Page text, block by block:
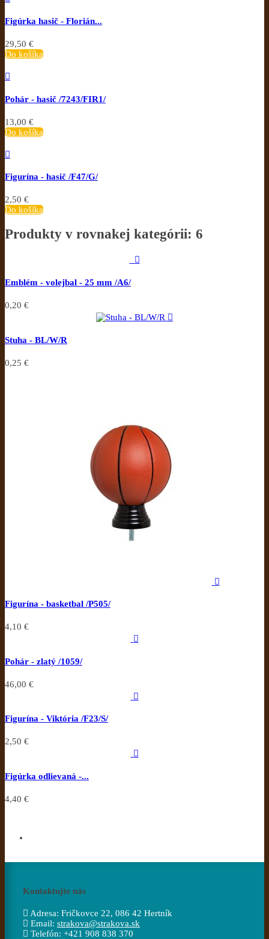
Figúrka hasič - Florián...
29,50 €
Do košíka

Pohár - hasič /7243/FIR1/
13,00 €
Do košíka

Figurína - hasič /F47/G/
2,50 €
Do košíka
Produkty v rovnakej kategórii: 6

Emblém - volejbal - 25 mm /A6/
0,20 €

Stuha - BL/W/R
0,25 €

Figurína - basketbal /P505/
4,10 €

Pohár - zlatý /1059/
46,00 €

Figurína - Viktória /F23/S/
2,50 €

Figúrka odlievaná -...
4,40 €
Kontaktujte nás
Adresa: Fričkovce 22, 086 42 Hertník
Email: strakova@strakova.sk
Telefón: +421 908 838 370